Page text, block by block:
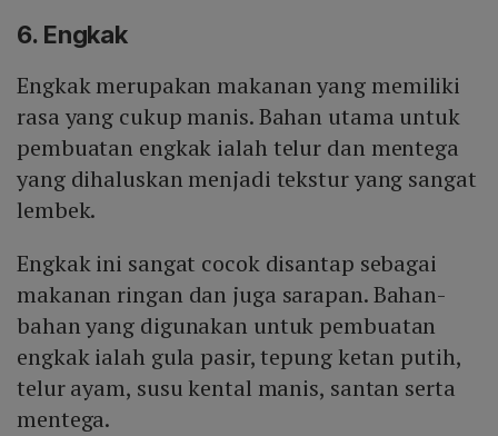
6. Engkak
Engkak merupakan makanan yang memiliki
rasa yang cukup manis. Bahan utama untuk
pembuatan engkak ialah telur dan mentega
yang dihaluskan menjadi tekstur yang sangat
lembek.
Engkak ini sangat cocok disantap sebagai
makanan ringan dan juga sarapan. Bahan-
bahan yang digunakan untuk pembuatan
engkak ialah gula pasir, tepung ketan putih,
telur ayam, susu kental manis, santan serta
mentega.